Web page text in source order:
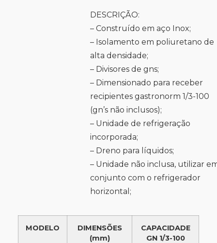
DESCRIÇÃO:
– Construído em aço Inox;
– Isolamento em poliuretano de
alta densidade;
– Divisores de gns;
– Dimensionado para receber
recipientes gastronorm 1/3-100
(gn’s não inclusos);
– Unidade de refrigeração
incorporada;
– Dreno para líquidos;
– Unidade não inclusa, utilizar
conjunto com o refrigerador
horizontal;
MODELO
DIMENSÕES
(mm)
CAPACIDADE
GN 1/3-100